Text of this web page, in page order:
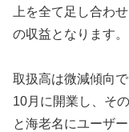
上を全て足し合わ
の収益となります。
取扱高は微減傾向
10月に開業し、そ
と海老名にユーザ